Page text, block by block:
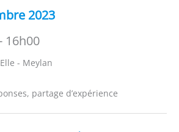
2023
16h00
- Meylan
partage d’expérience